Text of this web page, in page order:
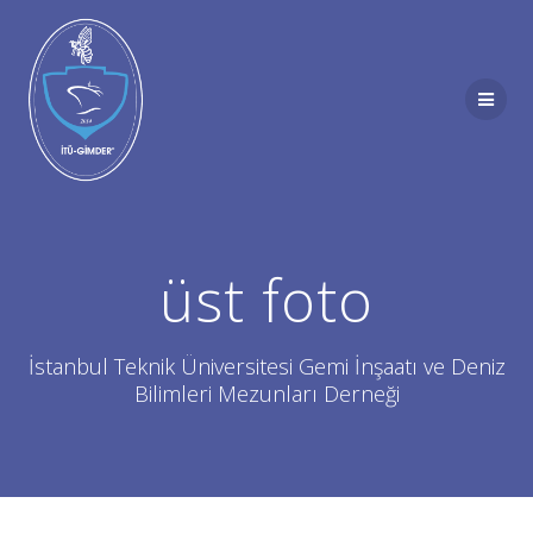
üst foto
İstanbul Teknik Üniversitesi Gemi İnşaatı ve Deniz
Bilimleri Mezunları Derneği